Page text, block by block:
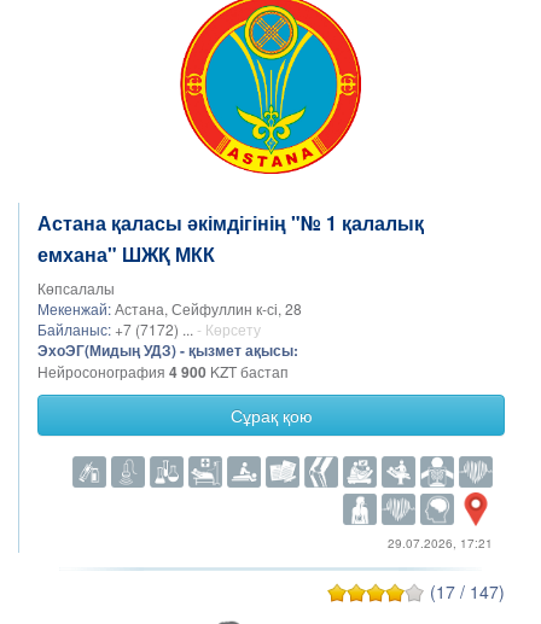
Астана қаласы әкімдігінің "№ 1 қалалық
емхана" ШЖҚ МКК
Көпсалалы
Мекенжай:Астана, Сейфуллин к-сі, 28
Байланыс: +7 (7172) ... - Көрсету
ЭхоЭГ(Мидың УДЗ) - қызмет ақысы:
Нейросонография 4 900 KZT бастап
Сұрақ қою
29.07.2026, 17:21
(17 / 147)